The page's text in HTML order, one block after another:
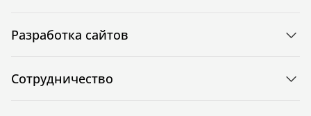
Разработка сайтов
Сотрудничество